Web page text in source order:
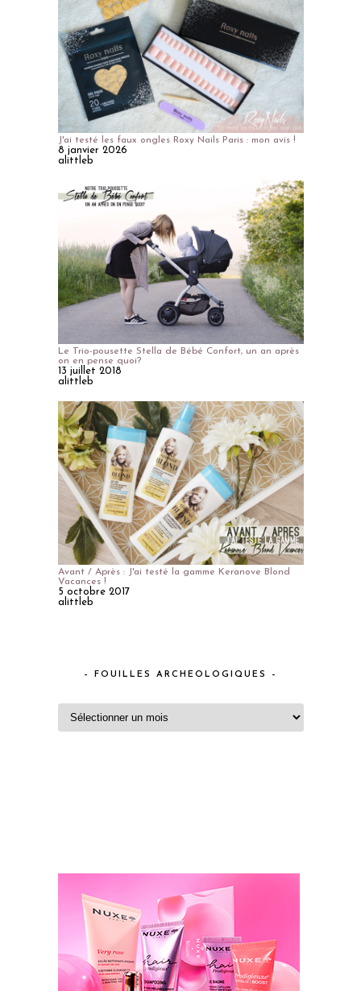
J'ai testé les faux ongles Roxy Nails Paris : mon avis !
8 janvier 2026
alittleb
Le Trio-pousette Stella de Bébé Confort, un an après
on en pense quoi?
13 juillet 2018
alittleb
Avant / Après : J'ai testé la gamme Keranove Blond
Vacances !
5 octobre 2017
alittleb
– FOUILLES ARCHEOLOGIQUES –